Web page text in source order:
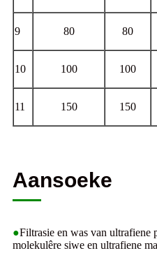
9 80 80
10 100 100
11 150 150
Aansoeke
●Filtrasie en was van ultrafiene
molekulêre siwe en ultrafiene